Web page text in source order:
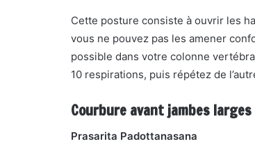
Cette posture consiste à ouvrir les
vous ne pouvez pas les amener
possible dans votre colonne
10 respirations, puis répétez de
Courbure avant jambes larges
Prasarita Padottanasana